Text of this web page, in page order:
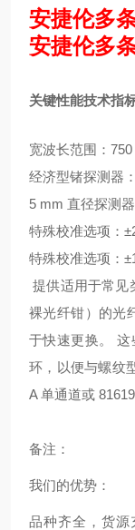
安捷伦多
安捷伦多
关键性能技术指
宽波长范围：
经济型锗探测器
5 mm 直径探测
特殊校准选项：
特殊校准选项：
提供适用于常见
裸光纤钳）的光
于快速更换。 这
环，以便与螺纹
A 单通道或
备注：
我们的优势：
品种齐全，货源